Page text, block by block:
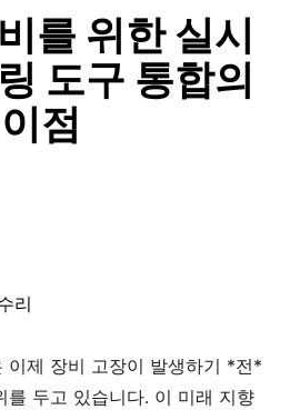
를 위한 실시
도구 통합의
이점
리
이제 장비 고장이 발생하기 *전*
를 두고 있습니다. 이 미래 지향